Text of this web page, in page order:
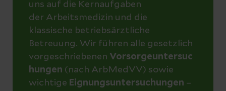
uns auf die Kernaufgaben
der Arbeitsmedizin und die
klassische betriebsärztliche
Betreuung. Wir führen alle gesetzlich
vorgeschriebenen Vorsorgeuntersuc
hungen (nach ArbMedVV) sowie
wichtige Eignungsuntersuchungen –